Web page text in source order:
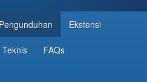
Pengunduhan Ekstensi
FAQs